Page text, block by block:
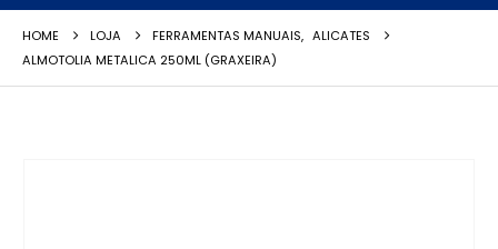
HOME LOJA FERRAMENTAS MANUAIS, ALICATES
ALMOTOLIA METALICA 250ML (GRAXEIRA)